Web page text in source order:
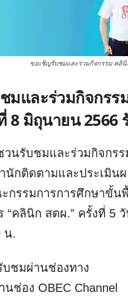
ขอเชิญรับชมและร่วมกิจกรรม คลินิ
มและร่วมกิจกรร
8 มิถุนายน 2566
นรับชมและร่วมกิจกรร
นักติดตามและประเมิน
กรรมการการศึกษาขั้
“คลินิก สตผ.” ครั้งที่ 5
น.
บชมผ่านช่องทาง
ช่อง OBEC Channel